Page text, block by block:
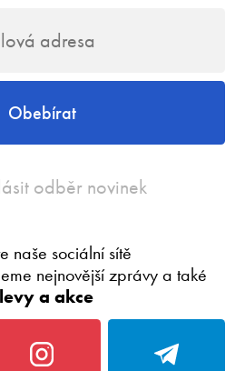
Obebírat
odběr novinek
naše sociální sítě
nejnovější zprávy a také
a akce